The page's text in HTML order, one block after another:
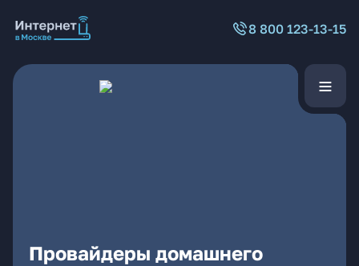
8 800 123-13-15
Провайдеры домашнего